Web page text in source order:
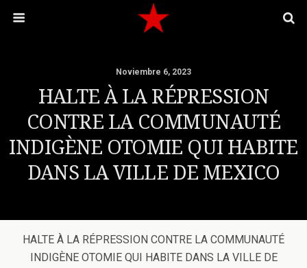
Noviembre 6, 2023
HALTE À LA RÉPRESSION
CONTRE LA COMMUNAUTÉ
INDIGÈNE OTOMIE QUI HABITE
DANS LA VILLE DE MEXICO
HALTE À LA RÉPRESSION CONTRE LA COMMUNAUTÉ
INDIGÈNE OTOMIE QUI HABITE DANS LA VILLE DE